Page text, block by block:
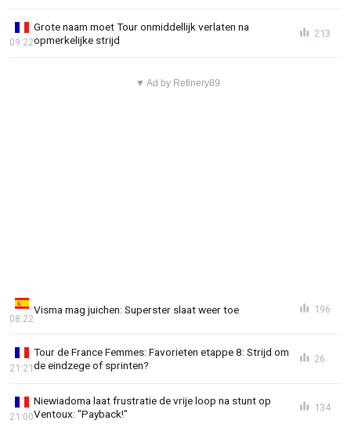
Grote naam moet Tour onmiddellijk verlaten na
opmerkelijke strijd
09:22
213
▼ Ad by Refinery89
Visma mag juichen: Superster slaat weer toe
08:22
196
Tour de France Femmes: Favorieten etappe 8: Strijd om
de eindzege of sprinten?
21:21
26
Niewiadoma laat frustratie de vrije loop na stunt op
Ventoux: "Payback!"
21:00
134